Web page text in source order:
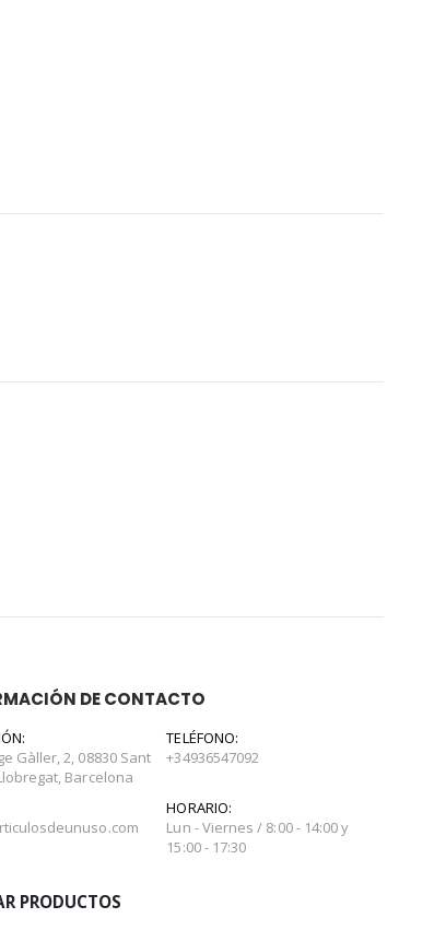
DE CONTACTO
Gàller, 2, 08830 Sant
Barcelona
TELÉFONO:
+34936547092
HORARIO:
Lun - Viernes / 8:00 - 14:00 y
15:00 - 17:30
PRODUCTOS